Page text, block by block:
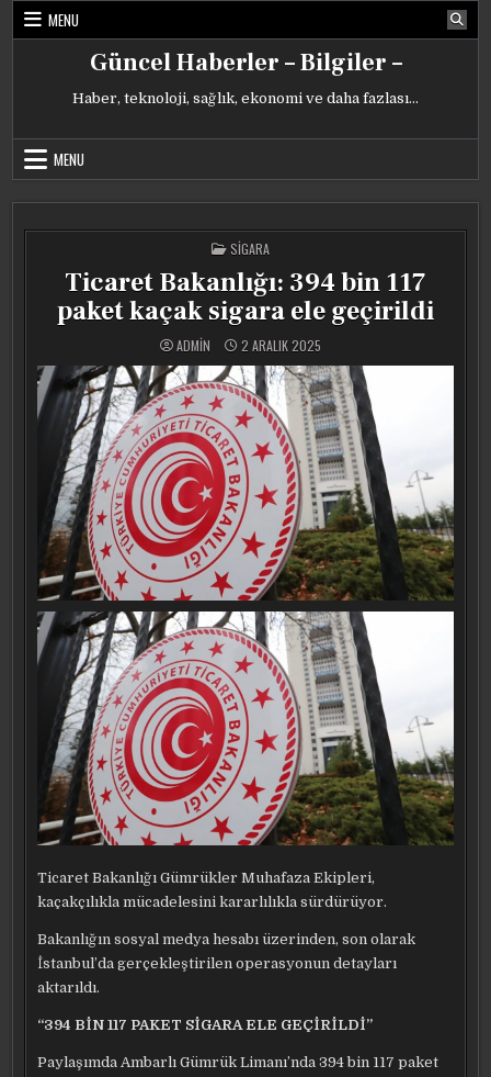
Skip
MENU
Güncel Haberler – Bilgiler –
Haber, teknoloji, sağlık, ekonomi ve daha fazlası…
MENU
POSTED
IN
SIGARA
Ticaret Bakanlığı: 394 bin 117
paket kaçak sigara ele geçirildi
ADMIN 2 ARALIK 2025
Ticaret Bakanlığı Gümrükler Muhafaza Ekipleri,
kaçakçılıkla mücadelesini kararlılıkla sürdürüyor.
Bakanlığın sosyal medya hesabı üzerinden, son olarak
İstanbul’da gerçekleştirilen operasyonun detayları
aktarıldı.
“394 BİN 117 PAKET SİGARA ELE GEÇİRİLDİ”
Paylaşımda Ambarlı Gümrük Limanı’nda 394 bin 117 paket